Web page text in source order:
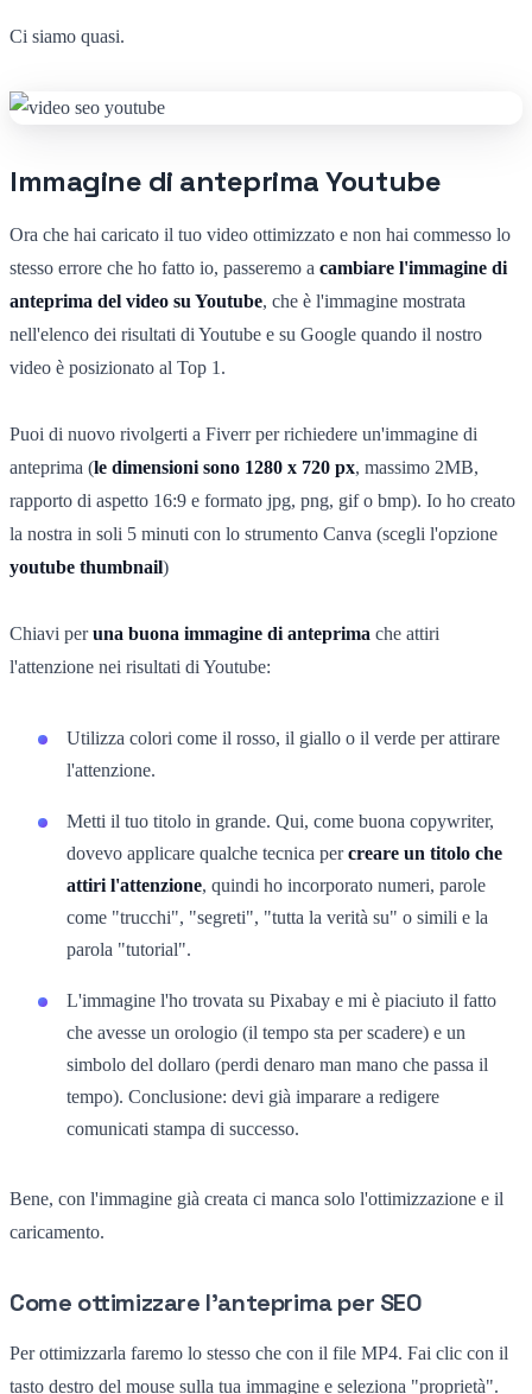
Ci siamo quasi.
Immagine di anteprima Youtube
Ora che hai caricato il tuo video ottimizzato e non hai commesso lo
stesso errore che ho fatto io, passeremo a cambiare l'immagine di
anteprima del video su Youtube, che è l'immagine mostrata
nell'elenco dei risultati di Youtube e su Google quando il nostro
video è posizionato al Top 1.
Puoi di nuovo rivolgerti a Fiverr per richiedere un'immagine di
anteprima (le dimensioni sono 1280 x 720 px, massimo 2MB,
rapporto di aspetto 16:9 e formato jpg, png, gif o bmp). Io ho creato
la nostra in soli 5 minuti con lo strumento Canva (scegli l'opzione
youtube thumbnail)
Chiavi peruna buona immagine di anteprima che attiri
l'attenzione nei risultati di Youtube:
Utilizza colori come il rosso, il giallo o il verde per attirare
l'attenzione.
Metti il tuo titolo in grande. Qui, come buona copywriter,
dovevo applicare qualche tecnica percreare un titolo che
attiri l'attenzione, quindi ho incorporato numeri, parole
come "trucchi", "segreti", "tutta la verità su" o simili e la
parola "tutorial".
L'immagine l'ho trovata su Pixabay e mi è piaciuto il fatto
che avesse un orologio (il tempo sta per scadere) e un
simbolo del dollaro (perdi denaro man mano che passa il
tempo). Conclusione: devi già imparare a redigere
comunicati stampa di successo.
Bene, con l'immagine già creata ci manca solo l'ottimizzazione e il
caricamento.
Come ottimizzare l'anteprima per SEO
Per ottimizzarla faremo lo stesso che con il file MP4. Fai clic con il
tasto destro del mouse sulla tua immagine e seleziona "proprietà".